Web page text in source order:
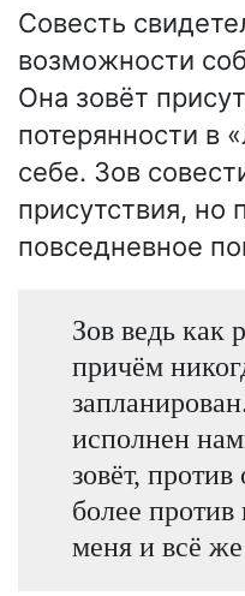
Совесть
возможности
Она зовёт
потерянности в
себе. Зов
присутствия, но
повседневное
Зов ведь как
причём
исполнен
зовёт,
более против
меня и всё